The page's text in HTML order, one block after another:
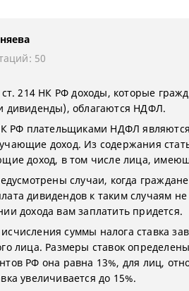
50
ст. 214 НК РФ доходы, которые
дивиденды), облагаются НДФЛ.
РФ плательщиками НДФЛ
доход. Из содержания
доход, в том числе лица,
случаи, когда
дивидендов к таким случаям не
дохода вам заплатить придется.
суммы налога ставка
лица. Размеры ставок
РФ она равна 13%, для лиц,
увеличивается до 15%.